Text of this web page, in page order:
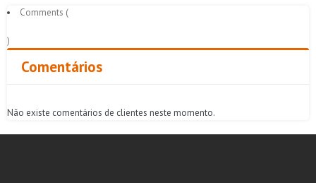
Comments (
)
Comentários
Não existe comentários de clientes neste momento.